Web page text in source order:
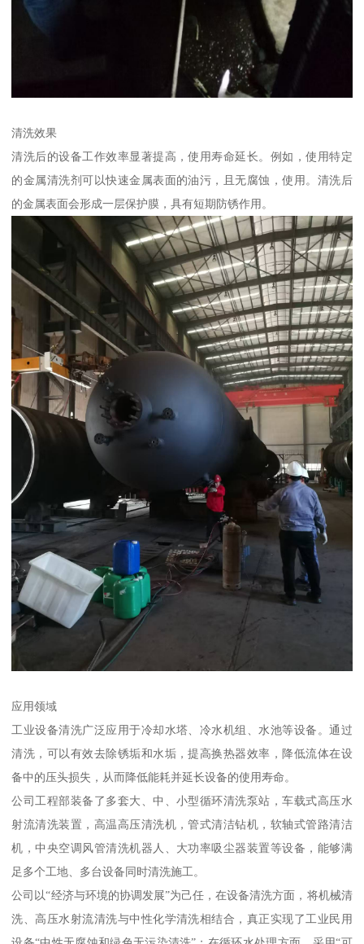
清洗效果
清洗后的设备工作效率显著提高，使用寿命延长。例如，使用特定
的金属清洗剂可以快速金属表面的油污，且无腐蚀，使用。清洗后
的金属表面会形成一层保护膜，具有短期防锈作用。
应用领域
工业设备清洗广泛应用于冷却水塔、冷水机组、水池等设备。通过
清洗，可以有效去除锈垢和水垢，提高换热器效率，降低流体在设
备中的压头损失，从而降低能耗并延长设备的使用寿命。
公司工程部装备了多套大、中、小型循环清洗泵站，车载式高压水
射流清洗装置，高温高压清洗机，管式清洁钻机，软轴式管路清洁
机，中央空调风管清洗机器人、大功率吸尘器装置等设备，能够满
足多个工地、多台设备同时清洗施工。
公司以“经济与环境的协调发展”为己任，在设备清洗方面，将机械清
洗、高压水射流清洗与中性化学清洗相结合，真正实现了工业民用